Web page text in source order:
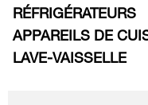
RÉFRIGÉRATEURS
APPAREILS DE
LAVE-VAISSELLE